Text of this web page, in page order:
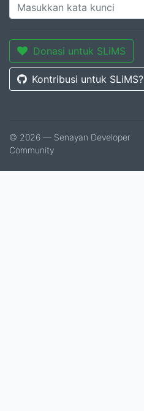
Donasi untuk SLiMS
Kontribusi untuk SLiMS?
© 2026 — Senayan Developer
Community